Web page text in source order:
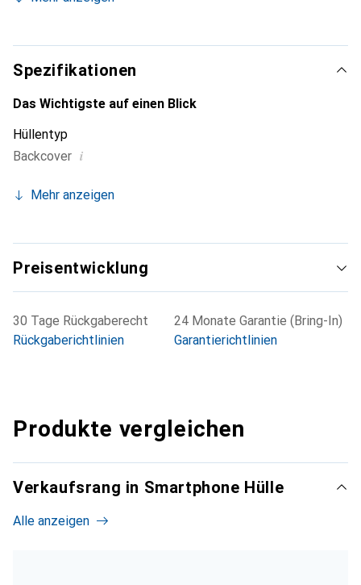
unverzichtbaren Accessoire für Ihr Smartphone.
die Marke Noreve eine zuverlässige Wahl für eine
anspruchsvolle Kundschaft.
Spezifikationen
Das Wichtigste auf einen Blick
Hüllentyp
Backcover i
Mehr anzeigen
Preisentwicklung
30 Tage Rückgaberecht
Rückgaberichtlinien
24 Monate Garantie (Bring-In)
Garantierichtlinien
Produkte vergleichen
Verkaufsrang in Smartphone Hülle
Alle anzeigen